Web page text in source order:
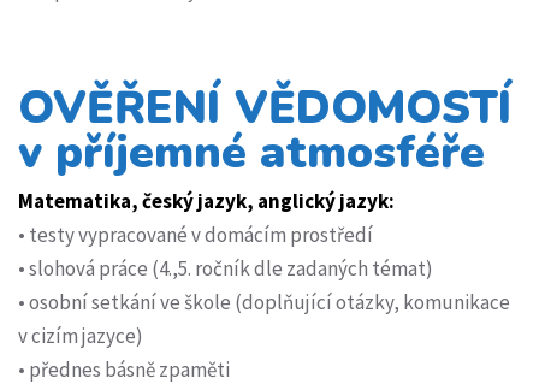
OVĚŘENÍ VĚDOMOSTÍ
v příjemné atmosféře
Matematika, český jazyk, anglický jazyk:
• testy vypracované v domácím prostředí
• slohová práce (4.,5. ročník dle zadaných témat)
• osobní setkání ve škole (doplňující otázky, komunikace
v cizím jazyce)
• přednes básně zpaměti